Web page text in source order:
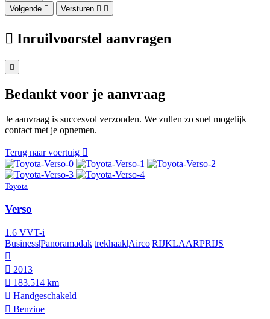
Volgende
Versturen
Inruilvoorstel aanvragen
Bedankt voor je aanvraag
Je aanvraag is succesvol verzonden. We zullen zo snel mogelijk
contact met je opnemen.
Terug naar voertuig
Toyota
Verso
1.6 VVT-i
Business|Panoramadak|trekhaak|Airco|RIJKLAARPRIJS
2013
183.514 km
Hand­geschakeld
Benzine